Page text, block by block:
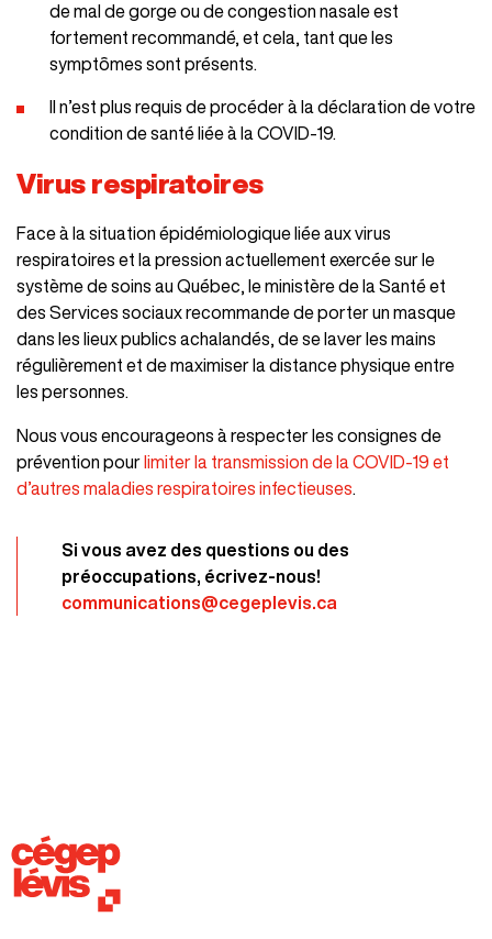
de mal de gorge ou de congestion nasale est
fortement recommandé, et cela, tant que les
symptômes sont présents.
Il n’est plus requis de procéder à la déclaration de votre
condition de santé liée à la COVID-19.
Virus respiratoires
Face à la situation épidémiologique liée aux virus
respiratoires et la pression actuellement exercée sur le
système de soins au Québec, le ministère de la Santé et
des Services sociaux recommande de porter un masque
dans les lieux publics achalandés, de se laver les mains
régulièrement et de maximiser la distance physique entre
les personnes.
Nous vous encourageons à respecter les consignes de
prévention pourlimiter la transmission de la COVID-19 et
d’autres maladies respiratoires infectieuses
Si vous avez des questions ou des
préoccupations, écrivez-nous!
communications@cegeplevis.ca